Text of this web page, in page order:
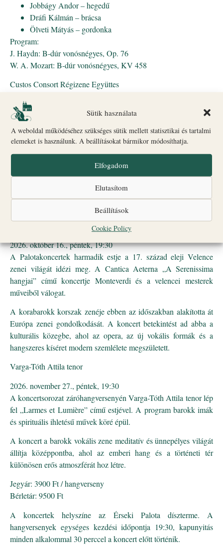
Sütik használata
A weboldal működéséhez szükséges sütik mellett statisztikai és tartalmi
elemeket is használunk. A beállításokat bármikor módosíthatja.
Elfogadom
Elutasítom
Beállítások
Cookie Policy
Jobbágy Andor – hegedű
Dráfi Kálmán – brácsa
Ölveti Mátyás – gordonka
Program:
J. Haydn: B-dúr vonósnégyes, Op. 76
W. A. Mozart: B-dúr vonósnégyes, KV 458
Custos Consort Régizene Együttes
szeptember 18., péntek, 19:30
A második koncert a francia és német barokk kamarazene
világába vezet. A Custos Consort Régizene Együttes „Les Voix
humaines” című estjén három viola da gambára írt művek
szólalnak meg.
A viola da gamba hangja egyszerre bensőséges és gazdag
lehetőséget kínál arra, hogy a közönség ritkán hallható historikus
hangszereket autentikus környezetben hallgathasson meg.
október 16., péntek, 19:30
A Palotakoncertek harmadik estje a 17. század eleji Velence
zenei világát idézi meg. A Cantica Aeterna „A Serenissima
hangjai” című koncertje Monteverdi és a velencei mesterek
műveiből válogat.
A korabarokk korszak zenéje ebben az időszakban alakította át
Európa zenei gondolkodását. A koncert betekintést ad abba a
kulturális közegbe, ahol az opera, az új vokális formák és a
hangszeres kíséret modern szemlélete megszületett.
Varga-Tóth Attila tenor
november 27., péntek, 19:30
A koncertsorozat záróhangversenyén Varga-Tóth Attila tenor lép
fel „Larmes et Lumière” című estjével. A program barokk imák
és spirituális ihletésű művek köré épül.
A koncert a barokk vokális zene meditatív és ünnepélyes világát
állítja középpontba, ahol az emberi hang és a történeti tér
különösen erős atmoszférát hoz létre.
Jegyár: 3900 Ft / hangverseny
Bérletár: 9500 Ft
A koncertek helyszíne az Érseki Palota díszterme. A
hangversenyek egységes kezdési időpontja 19:30, kapunyitás
minden alkalommal 30 perccel a koncert előtt történik.